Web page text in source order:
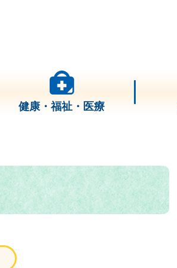
健康・福祉・医療